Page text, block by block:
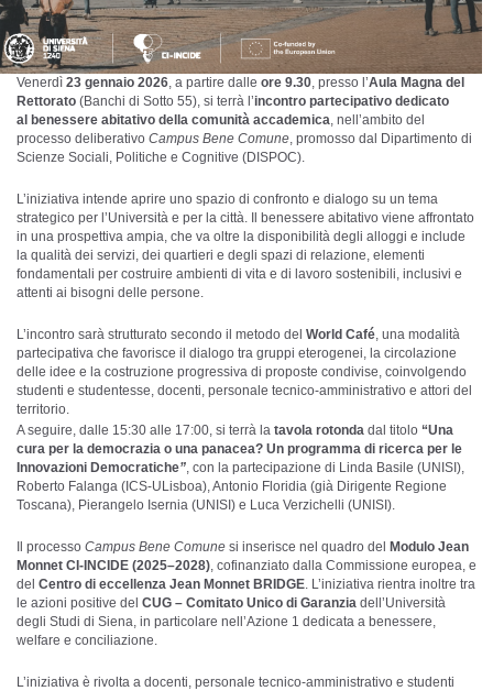
Venerdì 23 gennaio 2026 , a partire dalle ore 9.30 , presso l’Aula Magna del
Rettorato (Banchi di Sotto 55), si terrà l’incontro partecipativo dedicato
al benessere abitativo della comunità accademica , nell’ambito del
processo deliberativo Campus Bene Comune , promosso dal Dipartimento di
Scienze Sociali, Politiche e Cognitive (DISPOC).
L’iniziativa intende aprire uno spazio di confronto e dialogo su un tema
strategico per l’Università e per la città. Il benessere abitativo viene affrontato
in una prospettiva ampia, che va oltre la disponibilità degli alloggi e include
la qualità dei servizi, dei quartieri e degli spazi di relazione, elementi
fondamentali per costruire ambienti di vita e di lavoro sostenibili, inclusivi e
attenti ai bisogni delle persone.
L’incontro sarà strutturato secondo il metodo del World Café , una modalità
partecipativa che favorisce il dialogo tra gruppi eterogenei, la circolazione
delle idee e la costruzione progressiva di proposte condivise, coinvolgendo
studenti e studentesse, docenti, personale tecnico-amministrativo e attori del
territorio.
A seguire, dalle 15:30 alle 17:00, si terrà la tavola rotonda dal titolo “Una
cura per la democrazia o una panacea? Un programma di ricerca per le
Innovazioni Democratiche” , con la partecipazione di Linda Basile (UNISI),
Roberto Falanga (ICS-ULisboa), Antonio Floridia (già Dirigente Regione
Toscana), Pierangelo Isernia (UNISI) e Luca Verzichelli (UNISI).
Il processo Campus Bene Comune si inserisce nel quadro del Modulo Jean
Monnet CI-INCIDE (2025–2028) , cofinanziato dalla Commissione europea, e
del Centro di eccellenza Jean Monnet BRIDGE . L’iniziativa rientra inoltre tra
le azioni positive del CUG – Comitato Unico di Garanzia dell’Università
degli Studi di Siena, in particolare nell’Azione 1 dedicata a benessere,
welfare e conciliazione.
L’iniziativa è rivolta a docenti, personale tecnico-amministrativo e studenti